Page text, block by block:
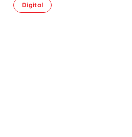
Digital